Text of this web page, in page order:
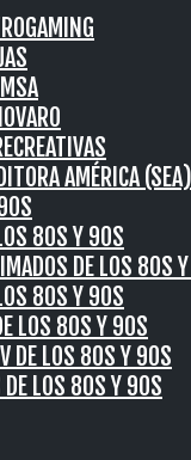
AMÉRICA (SEA)
80S Y 90S
DE LOS 80S
80S Y 90S
LOS 80S Y 90S
DE LOS 80S Y 90S
DE LOS 80S Y 90S